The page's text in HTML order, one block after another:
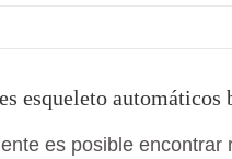
esqueleto automáticos
es posible encontrar